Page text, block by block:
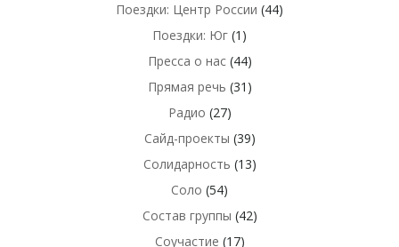
Поездки: Центр России (44)
Поездки: Юг (1)
Пресса о нас(44)
Прямая речь (31)
Радио (27)
Сайд-проекты (39)
Солидарность (13)
Соло (54)
Состав группы (42)
Соучастие (17)